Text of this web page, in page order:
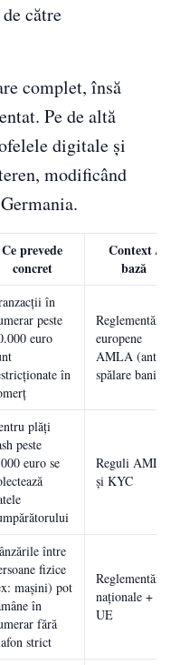
de către
complet, însă
Pe de altă
digitale și
modificând
Ce prevede
concret
Context /
bază
în
peste
euro
în
Reglementări
europene
AMLA (anti-
spălare bani)
plăți
peste
euro se
Reguli AML
și KYC
între
fizice
mașini) pot
în
fără
strict
Reglementări
naționale +
UE